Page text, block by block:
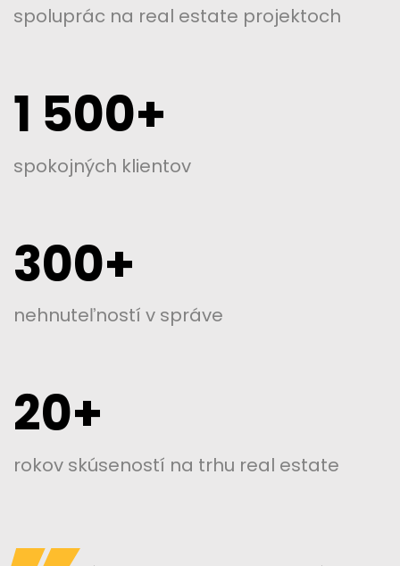
spoluprác na real estate projektoch
1 500+
spokojných klientov
300+
nehnuteľností v správe
20+
rokov skúseností na trhu real estate